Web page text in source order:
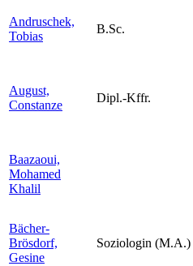
Andruschek,
Tobias
B.Sc.
August,
Constanze
Dipl.-Kffr.
Baazaoui,
Mohamed
Khalil
Bächer-
Brösdorf,
Gesine
Soziologin (M.A.)